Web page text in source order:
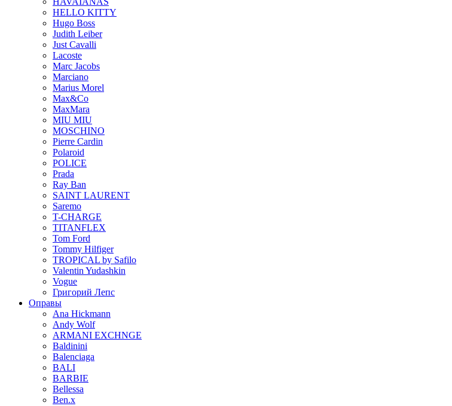
HELLO KITTY
Hugo Boss
Judith Leiber
Just Cavalli
Lacoste
Marc Jacobs
Marciano
Marius Morel
Max&Co
MaxMara
MIU MIU
MOSCHINO
Pierre Cardin
Polaroid
POLICE
Prada
Ray Ban
SAINT LAURENT
Saremo
T-CHARGE
TITANFLEX
Tom Ford
Tommy Hilfiger
TROPICAL by Safilo
Valentin Yudashkin
Vogue
Григорий Лепс
Оправы
Ana Hickmann
Andy Wolf
ARMANI EXCHNGE
Baldinini
Balenciaga
BALI
BARBIE
Bellessa
Ben.x